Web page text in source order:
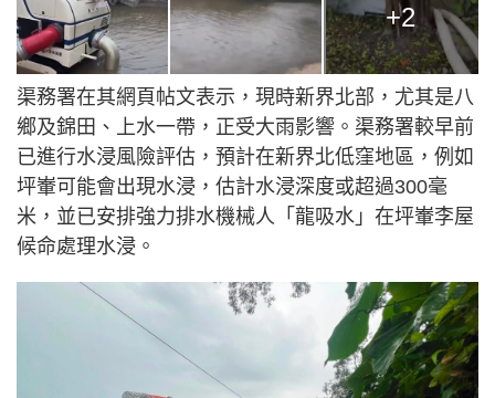
+2
渠務署在其網頁帖文表示，現時新界北部，尤其是八
鄉及錦田、上水一帶，正受大雨影響。渠務署較早前
已進行水浸風險評估，預計在新界北低窪地區，例如
坪輋可能會出現水浸，估計水浸深度或超過300毫
米，並已安排強力排水機械人「龍吸水」在坪輋李屋
候命處理水浸。